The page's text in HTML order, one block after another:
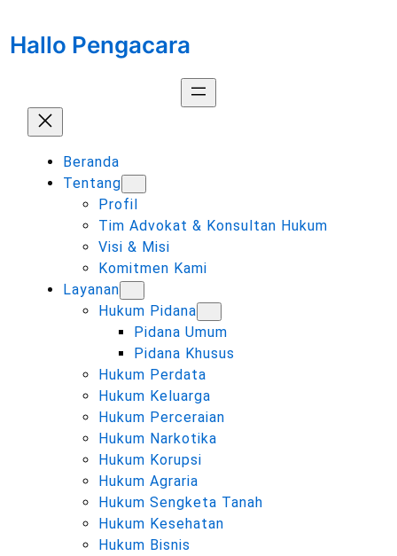
konten
Hallo Pengacara
Beranda
Tentang
Profil
Tim Advokat & Konsultan Hukum
Visi & Misi
Komitmen Kami
Layanan
Hukum Pidana
Pidana Umum
Pidana Khusus
Hukum Perdata
Hukum Keluarga
Hukum Perceraian
Hukum Narkotika
Hukum Korupsi
Hukum Agraria
Hukum Sengketa Tanah
Hukum Kesehatan
Hukum Bisnis